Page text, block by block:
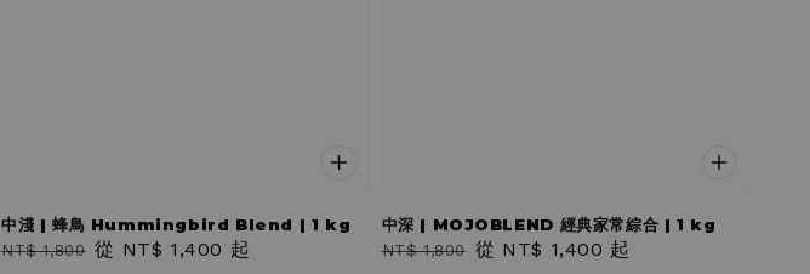
中淺 | 蜂鳥 Hummingbird Blend | 1 kg
Regular
NT$ 1,800 Sale
從 NT$ 1,400 起
中深 | MOJOBLEND 經典家常綜合 | 1 kg
Regular
NT$ 1,800 Sale
從 NT$ 1,400 起